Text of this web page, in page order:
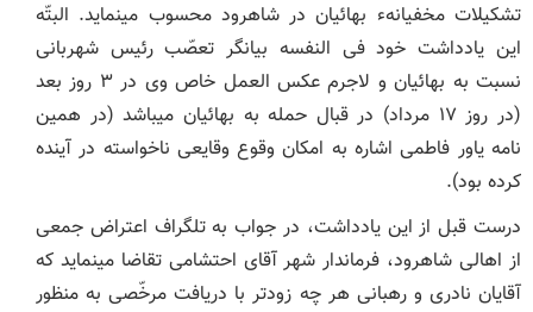
تشکیلات مخفیانهء بهائیان در شاهرود محسوب می‏نماید. البتّه
این یادداشت خود فی ‏النفسه بیانگر تعصّب رئیس شهربانی
نسبت به بهائیان و لاجرم عکس ‏العمل خاص وی در ۳ روز بعد
(در روز ۱۷ مرداد) در قبال حمله به بهائیان می‏باشد (در همین
نامه یاور فاطمی اشاره به امکان وقوع وقایعی ناخواسته در آینده
کرده بود).
درست قبل از این یادداشت، در جواب به تلگراف اعتراض جمعی
از اهالی شاهرود، فرماندار شهر آقای احتشامی تقاضا می‏نماید که
آقایان نادری و رهبانی هر چه زودتر با دریافت مرخّصی به منظور